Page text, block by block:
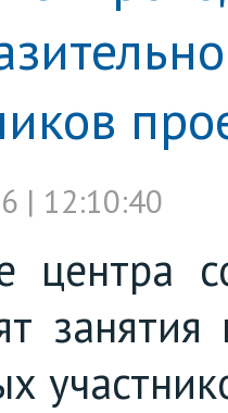
| 12:10:40
центра